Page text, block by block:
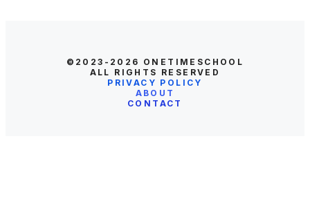
©2023-2026 ONETIMESCHOOL
ALL RIGHTS RESERVED
PRIVACY POLICY
ABOUT
CONTACT